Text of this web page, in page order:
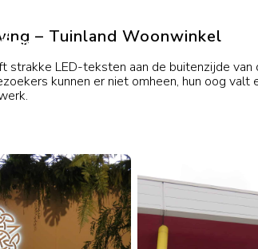
– Tuinland Woonwinkel
strakke LED-teksten aan de buitenzijde
kunnen er niet omheen, hun oog